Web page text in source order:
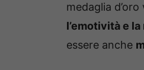
medaglia
l’emotività e
essere anche